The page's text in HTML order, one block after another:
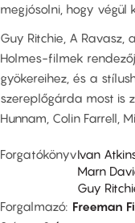
megjósolni, hogy végül
Guy Ritchie, A Ravasz,
Holmes-filmek
gyökereihez, és a
szereplőgárda most is
Hunnam, Colin Farrell,
ForgatókönyvIvan
Marn
Guy
Forgalmazó Freeman